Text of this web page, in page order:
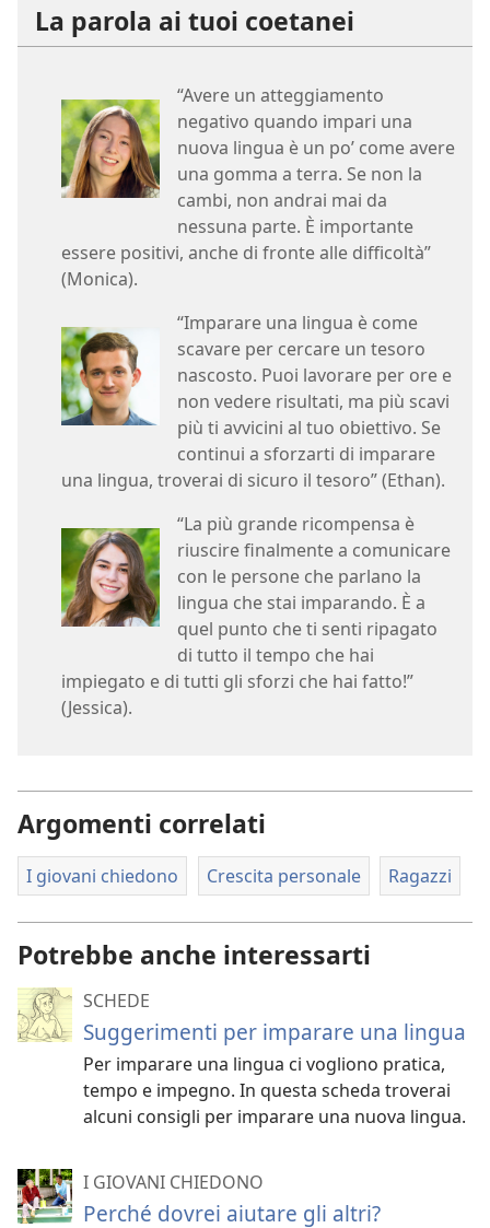
La parola ai tuoi coetanei
“Avere un atteggiamento
negativo quando impari una
nuova lingua è un po’ come avere
una gomma a terra. Se non la
cambi, non andrai mai da
nessuna parte. È importante
essere positivi, anche di fronte alle difficoltà”
(Monica).
“Imparare una lingua è come
scavare per cercare un tesoro
nascosto. Puoi lavorare per ore e
non vedere risultati, ma più scavi
più ti avvicini al tuo obiettivo. Se
continui a sforzarti di imparare
una lingua, troverai di sicuro il tesoro” (Ethan).
“La più grande ricompensa è
riuscire finalmente a comunicare
con le persone che parlano la
lingua che stai imparando. È a
quel punto che ti senti ripagato
di tutto il tempo che hai
impiegato e di tutti gli sforzi che hai fatto!”
(Jessica).
Argomenti correlati
I giovani chiedono Crescita personale Ragazzi
Potrebbe anche interessarti
SCHEDE
Suggerimenti per imparare una lingua
Per imparare una lingua ci vogliono pratica,
tempo e impegno. In questa scheda troverai
alcuni consigli per imparare una nuova lingua.
I GIOVANI CHIEDONO
Perché dovrei aiutare gli altri?